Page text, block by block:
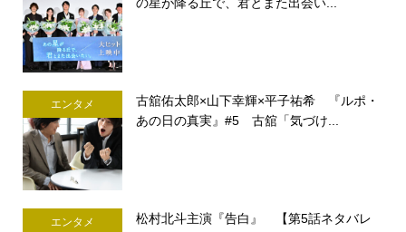
の星が降る丘で、君とまた出会い...
エンタメ
古舘佑太郎×山下幸輝×平子祐希 『ルポ・
あの日の真実』#5 古舘「気づけ...
エンタメ
松村北斗主演『告白』 【第5話ネタバレ